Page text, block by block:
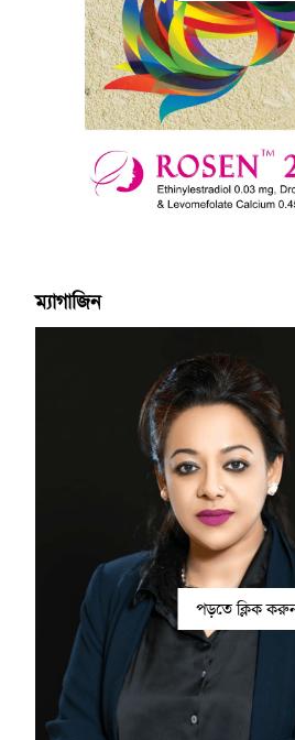
ম্যাগাজিন
পড়তে ক্লিক